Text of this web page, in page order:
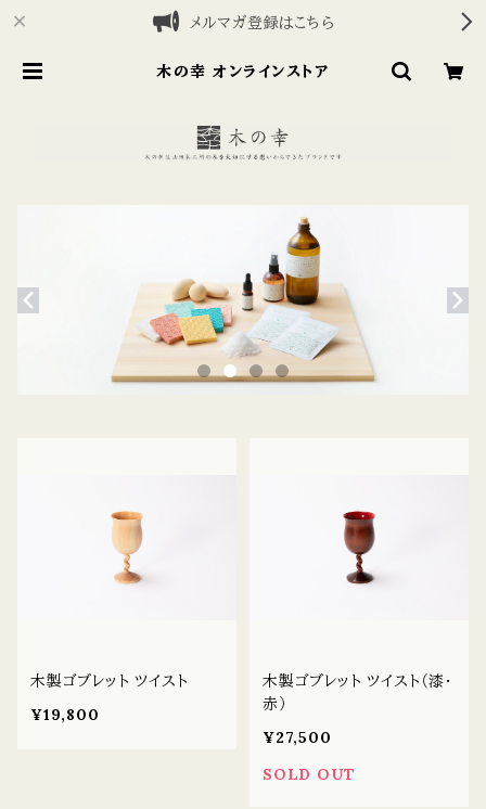
メルマガ登録はこちら
木の幸 オンラインストア
木製ゴブレット ツイスト
¥19,800
木製ゴブレット ツイスト（漆・
赤）
¥27,500
SOLD OUT